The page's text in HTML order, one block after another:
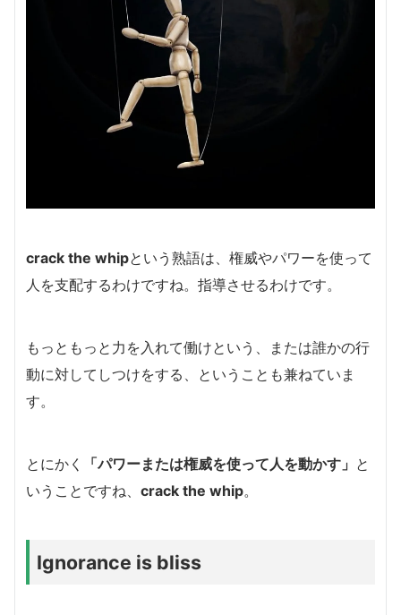
crack the whipという熟語は、権威やパワーを使って
人を支配するわけですね。指導させるわけです。
もっともっと力を入れて働けという、または誰かの行
動に対してしつけをする、ということも兼ねていま
す。
とにかく 「パワーまたは権威を使って人を動かす」 と
いうことですね、 crack the whip。
Ignorance is bliss